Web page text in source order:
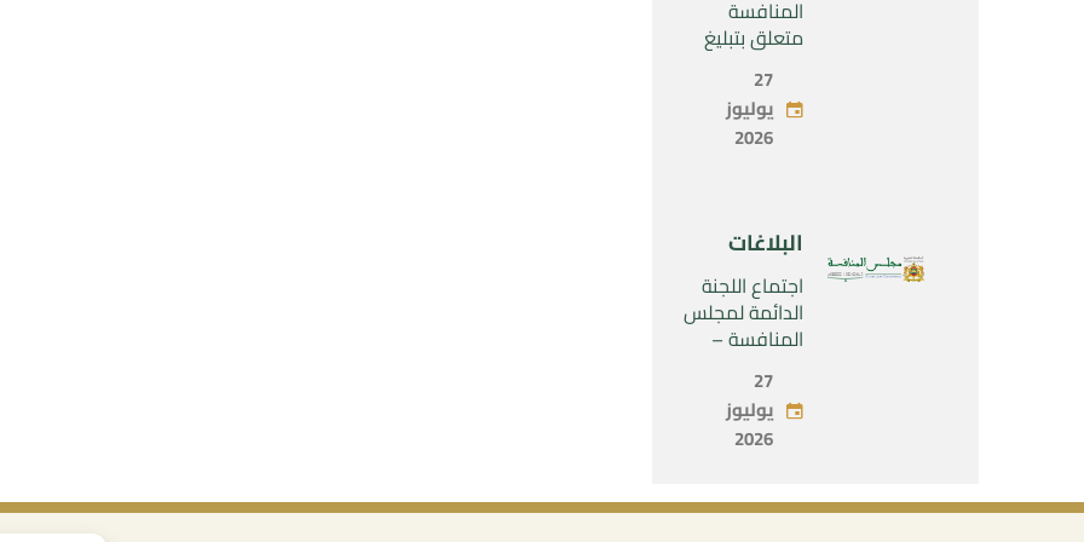
المنافسة
متعلق بتبليغ
مشروع عملية
تركيز اقتصادي
يخص تولي
شركة « Fives
Industries SAS
»
27
يوليوز
2026
البلاغات
اجتماع اللجنة
الدائمة لمجلس
المنافسة –
2026
27
يوليوز
2026